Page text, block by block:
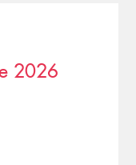
2026